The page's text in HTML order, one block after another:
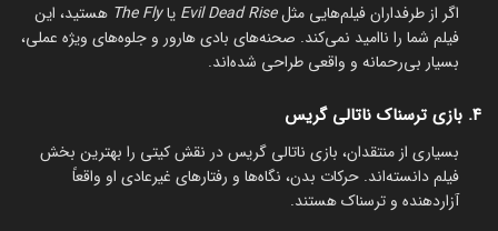
اگر از طرفداران فیلم‌هایی مثلEvil Dead Rise یاThe Fly هستید، این
فیلم شما را ناامید نمی‌کند. صحنه‌های بادی هارور و جلوه‌های ویژه عملی،
بسیار بی‌رحمانه و واقعی طراحی شده‌اند.
۴. بازی ترسناک ناتالی گریس
بسیاری از منتقدان، بازی ناتالی گریس در نقش کیتی را بهترین بخش
فیلم دانسته‌اند. حرکات بدن، نگاه‌ها و رفتارهای غیرعادی او واقعاً
آزاردهنده و ترسناک هستند.